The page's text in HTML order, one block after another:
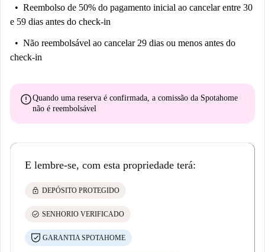
Reembolso de 50% do pagamento inicial ao cancelar entre 30
e 59 dias antes do check-in
Não reembolsável ao cancelar 29 dias ou menos antes do
check-in
errorQuando uma reserva é confirmada, a comissão da Spotahome
não é reembolsável
E lembre-se, com esta propriedade terá:
lock DEPÓSITO PROTEGIDO
check_circle SENHORIO VERIFICADO
GARANTIA SPOTAHOME